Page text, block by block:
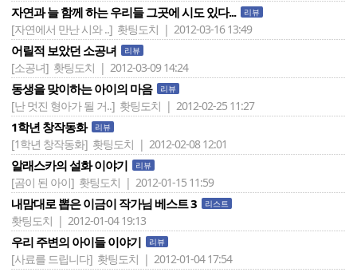
자연과 늘 함께 하는 우리들 그곳에 시도 있다... 리뷰
[자연에서 만난 시와 ..] 홧팅도치 | 2012-03-16 13:49
어릴적 보았던 소공녀 리뷰
[소공녀] 홧팅도치 | 2012-03-09 14:24
동생을 맞이하는 아이의 마음 리뷰
[난 멋진 형아가 될 거..] 홧팅도치 | 2012-02-25 11:27
1학년 창작동화 리뷰
[1학년 창작동화] 홧팅도치 | 2012-02-08 12:01
알래스카의 설화 이야기 리뷰
[곰이 된 아이] 홧팅도치 | 2012-01-15 11:59
내맘대로 뽑은 이금이 작가님 베스트 3 리스트
홧팅도치 | 2012-01-04 19:13
우리 주변의 아이들 이야기 리뷰
[사료를 드립니다] 홧팅도치 | 2012-01-04 17:54